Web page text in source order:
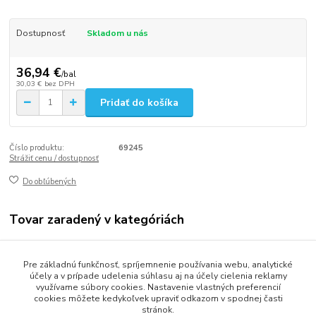
Dostupnosť Skladom u nás
36,94 €/bal
30,03 € bez DPH
Pridať do košíka
Číslo produktu:
69245
Strážiť cenu / dostupnosť
Do obľúbených
Tovar zaradený v kategóriách
Gastro balenie
Fólie a odvinovače
Pre základnú funkčnosť, spríjemnenie používania webu, analytické
účely a v prípade udelenia súhlasu aj na účely cielenia reklamy
využívame súbory cookies. Nastavenie vlastných preferencií
cookies môžete kedykoľvek upraviť odkazom v spodnej časti
stránok.